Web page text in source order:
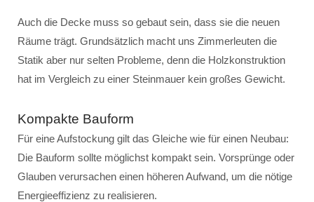
Auch die Decke muss so gebaut sein, dass sie die neuen
Räume trägt. Grundsätzlich macht uns Zimmerleuten die
Statik aber nur selten Probleme, denn die Holzkonstruktion
hat im Vergleich zu einer Steinmauer kein großes Gewicht.
Kompakte Bauform
Für eine Aufstockung gilt das Gleiche wie für einen Neubau:
Die Bauform sollte möglichst kompakt sein. Vorsprünge oder
Glauben verursachen einen höheren Aufwand, um die nötige
Energieeffizienz zu realisieren.